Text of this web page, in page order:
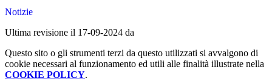
Notizie
Ultima revisione il 17-09-2024 da
Questo sito o gli strumenti terzi da questo utilizzati si avvalgono di
cookie necessari al funzionamento ed utili alle finalità illustrate nella
COOKIE POLICY.